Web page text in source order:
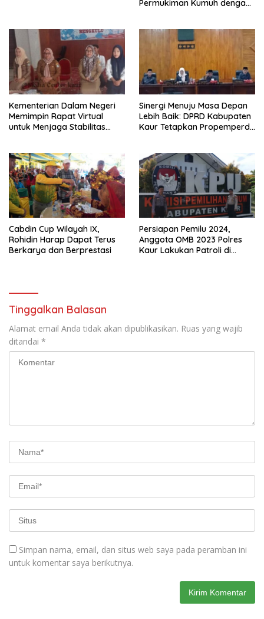
Permukiman Kumuh dengan
Kementerian Dalam Negeri
Memimpin Rapat Virtual
untuk Menjaga Stabilitas
Sinergi Menuju Masa Depan
Lebih Baik: DPRD Kabupaten
Kaur Tetapkan Propemperda
Cabdin Cup Wilayah IX,
Rohidin Harap Dapat Terus
Berkarya dan Berprestasi
Persiapan Pemilu 2024,
Anggota OMB 2023 Polres
Kaur Lakukan Patroli di
Tinggalkan Balasan
Alamat email Anda tidak akan dipublikasikan. Ruas yang wajib
ditandai *
Simpan nama, email, dan situs web saya pada peramban ini
untuk komentar saya berikutnya.